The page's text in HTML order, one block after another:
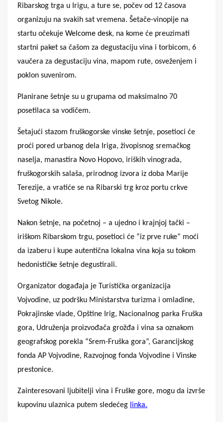
Ribarskog trga u Irigu, a ture se, počev od 12 časova
organizuju na svakih sat vremena. Šetače-vinopije na
startu očekuje Welcome desk, na kome će preuzimati
startni paket sa čašom za degustaciju vina i torbicom, 6
vaučera za degustaciju vina, mapom rute, osveženjem i
poklon suvenirom.
Planirane šetnje su u grupama od maksimalno 70
posetilaca sa vodičem.
Šetajući stazom fruškogorske vinske šetnje, posetioci će
proći pored urbanog dela Iriga, živopisnog sremačkog
naselja, manastira Novo Hopovo, iriških vinograda,
fruškogorskih salaša, prirodnog izvora iz doba Marije
Terezije, a vratiće se na Ribarski trg kroz portu crkve
Svetog Nikole.
Nakon šetnje, na početnoj – a ujedno i krajnjoj tački –
iriškom Ribarskom trgu, posetioci će “iz prve ruke” moći
da izaberu i kupe autentična lokalna vina koja su tokom
hedonističke šetnje degustirali.
Organizator događaja je Turistička organizacija
Vojvodine, uz podršku Ministarstva turizma i omladine,
Pokrajinske vlade, Opštine Irig, Nacionalnog parka Fruška
gora, Udruženja proizvođača grožđa i vina sa oznakom
geografskog porekla “Srem-Fruška gora”, Garancijskog
fonda AP Vojvodine, Razvojnog fonda Vojvodine i Vinske
prestonice.
Zainteresovani ljubitelji vina i Fruške gore, mogu da izvrše
kupovinu ulaznica putem sledećeg linka.